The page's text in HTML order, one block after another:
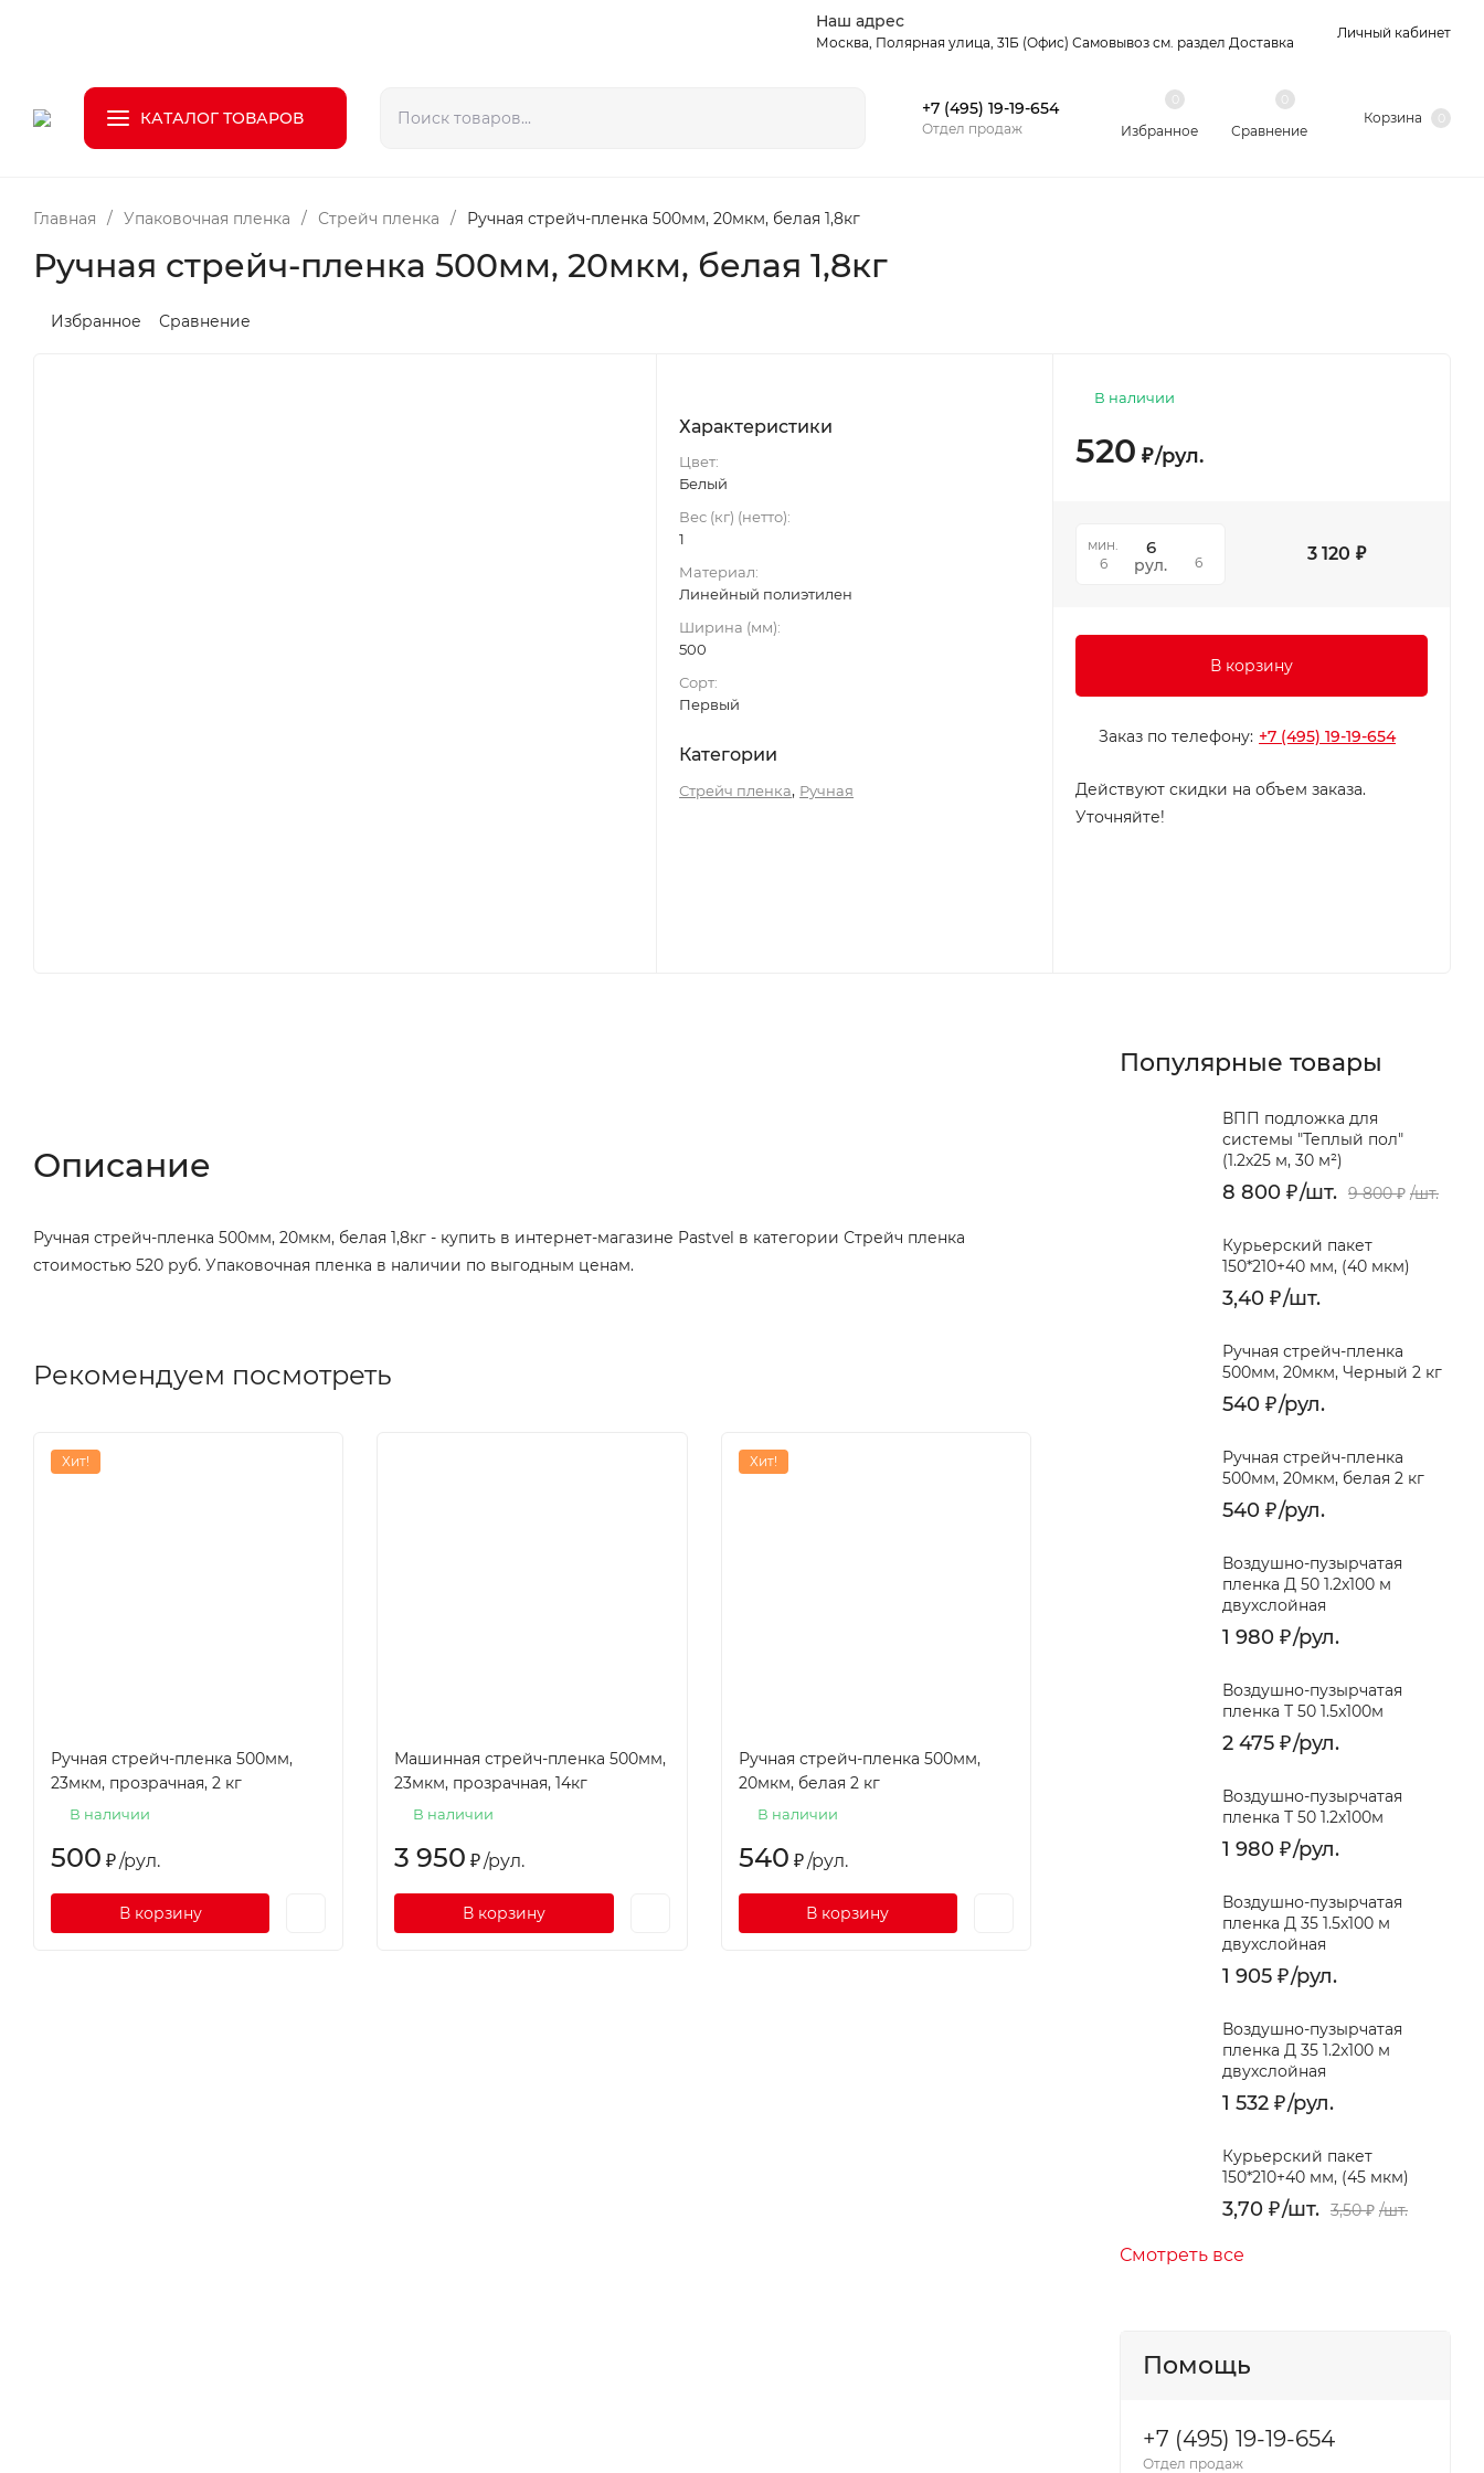
Наш адрес
Москва, Полярная улица, 31Б (Офис) Самовывоз см. раздел Доставка
Личный кабинет
КАТАЛОГ ТОВАРОВ +7 (495) 19-19-654
Отдел продаж Избранное Сравнение
Корзина
Главная / Упаковочная пленка / Стрейч пленка / Ручная стрейч-пленка 500мм, 20мкм, белая 1,8кг
Ручная стрейч-пленка 500мм, 20мкм, белая 1,8кг
Избранное Сравнение
Характеристики
Цвет:
Белый
Вес (кг) (нетто):
1
Материал:
Линейный полиэтилен
Ширина (мм):
500
Сорт:
Первый
Категории
Стрейч пленка, Ручная
В наличии
520 ₽/рул.
мин.
6
рул. 6 3 120 ₽
В корзину
Заказ по телефону: +7 (495) 19-19-654
Действуют скидки на объем заказа.
Уточняйте!
Описание
Ручная стрейч-пленка 500мм, 20мкм, белая 1,8кг - купить в интернет-магазине Pastvel в категории Стрейч пленка
стоимостью 520 руб. Упаковочная пленка в наличии по выгодным ценам.
Рекомендуем посмотреть
Хит!
Ручная стрейч-пленка 500мм,
23мкм, прозрачная, 2 кг
В наличии
500 ₽/рул.
В корзину
Машинная стрейч-пленка 500мм,
23мкм, прозрачная, 14кг
В наличии
3 950 ₽/рул.
В корзину
Хит!
Ручная стрейч-пленка 500мм,
20мкм, белая 2 кг
В наличии
540 ₽/рул.
В корзину
Ручная стрейч-пленка 500мм,
В корзину
Популярные товары
ВПП подложка для
системы "Теплый пол"
(1.2х25 м, 30 м²)
8 800 ₽/шт. 9 800 ₽ /шт.
Курьерский пакет
150*210+40 мм, (40 мкм)
3,40 ₽/шт.
Ручная стрейч-пленка
500мм, 20мкм, Черный 2 кг
540 ₽/рул.
Ручная стрейч-пленка
500мм, 20мкм, белая 2 кг
540 ₽/рул.
Воздушно-пузырчатая
пленка Д 50 1.2x100 м
двухслойная
1 980 ₽/рул.
Воздушно-пузырчатая
пленка Т 50 1.5x100м
2 475 ₽/рул.
Воздушно-пузырчатая
пленка Т 50 1.2x100м
1 980 ₽/рул.
Воздушно-пузырчатая
пленка Д 35 1.5x100 м
двухслойная
1 905 ₽/рул.
Воздушно-пузырчатая
пленка Д 35 1.2x100 м
двухслойная
1 532 ₽/рул.
Курьерский пакет
150*210+40 мм, (45 мкм)
3,70 ₽/шт. 3,50 ₽ /шт.
Смотреть все
Помощь
+7 (495) 19-19-654
Отдел продаж